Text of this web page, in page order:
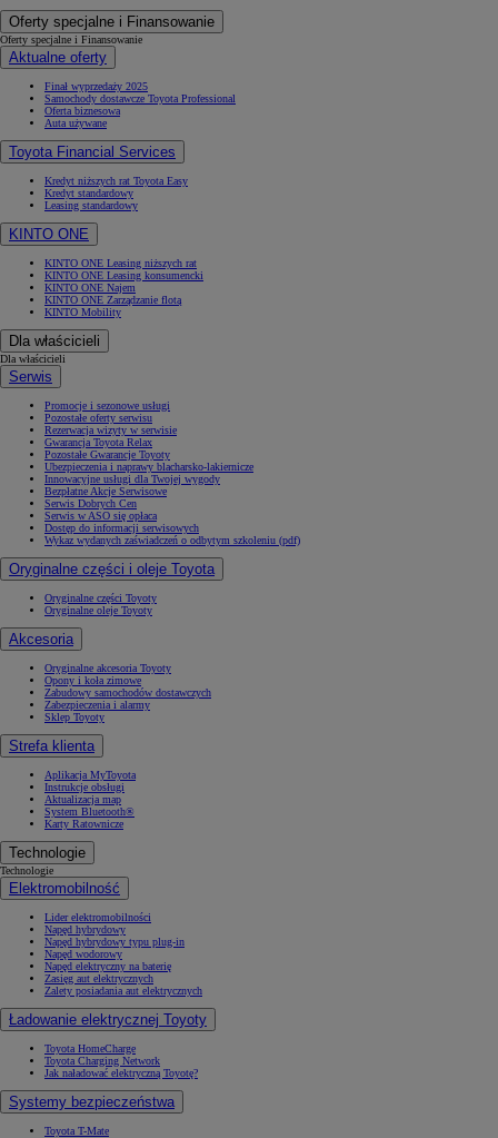
Oferty specjalne i Finansowanie
Oferty specjalne i Finansowanie
Aktualne oferty
Finał wyprzedaży 2025
Samochody dostawcze Toyota Professional
Oferta biznesowa
Auta używane
Toyota Financial Services
Kredyt niższych rat Toyota Easy
Kredyt standardowy
Leasing standardowy
KINTO ONE
KINTO ONE Leasing niższych rat
KINTO ONE Leasing konsumencki
KINTO ONE Najem
KINTO ONE Zarządzanie flotą
KINTO Mobility
Dla właścicieli
Dla właścicieli
Serwis
Promocje i sezonowe usługi
Pozostałe oferty serwisu
Rezerwacja wizyty w serwisie
Gwarancja Toyota Relax
Pozostałe Gwarancje Toyoty
Ubezpieczenia i naprawy blacharsko-lakiernicze
Innowacyjne usługi dla Twojej wygody
Bezpłatne Akcje Serwisowe
Serwis Dobrych Cen
Serwis w ASO się opłaca
Dostęp do informacji serwisowych
Wykaz wydanych zaświadczeń o odbytym szkoleniu (pdf)
Oryginalne części i oleje Toyota
Oryginalne części Toyoty
Oryginalne oleje Toyoty
Akcesoria
Oryginalne akcesoria Toyoty
Opony i koła zimowe
Zabudowy samochodów dostawczych
Zabezpieczenia i alarmy
Sklep Toyoty
Strefa klienta
Aplikacja MyToyota
Instrukcje obsługi
Aktualizacja map
System Bluetooth®
Karty Ratownicze
Technologie
Technologie
Elektromobilność
Lider elektromobilności
Napęd hybrydowy
Napęd hybrydowy typu plug-in
Napęd wodorowy
Napęd elektryczny na baterię
Zasięg aut elektrycznych
Zalety posiadania aut elektrycznych
Ładowanie elektrycznej Toyoty
Toyota HomeCharge
Toyota Charging Network
Jak naładować elektryczną Toyotę?
Systemy bezpieczeństwa
Toyota T-Mate